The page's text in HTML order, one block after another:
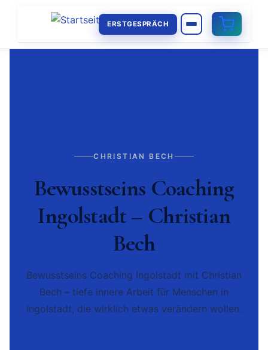
ERSTGESPRÄCH
CHRISTIAN BECH
Bewusstseins Coaching
Ingolstadt – Christian
Bech
Bewusstseins Coaching Ingolstadt mit Christian
Bech – tiefe innere Arbeit für Menschen in
Ingolstadt, die wirklich etwas verändern wollen.